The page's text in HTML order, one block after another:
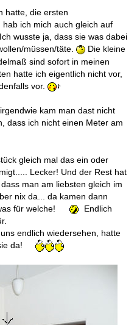
hatte, die ersten
ich mich auch gleich auf
wusste ja, dass sie was dabei
müssen/täte.
Die kleine
sind sofort in meinen
hatte ich eigentlich nicht vor,
vor.
kam man dast nicht
dass ich nicht einen Meter am
gleich mal das ein oder
Lecker! Und der Rest hat
man am liebsten gleich im
nix da... da kamen dann
für welche!
Endlich
endlich wiedersehen, hatte
da!